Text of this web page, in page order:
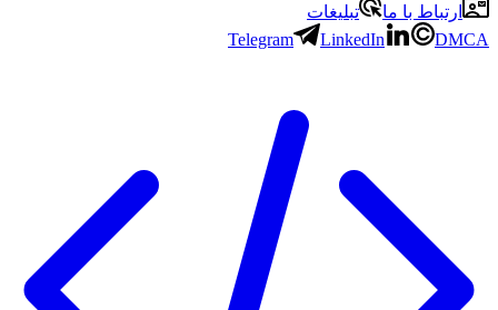
ارتباط با ما
تبلیغات
Telegram
LinkedIn DMCA